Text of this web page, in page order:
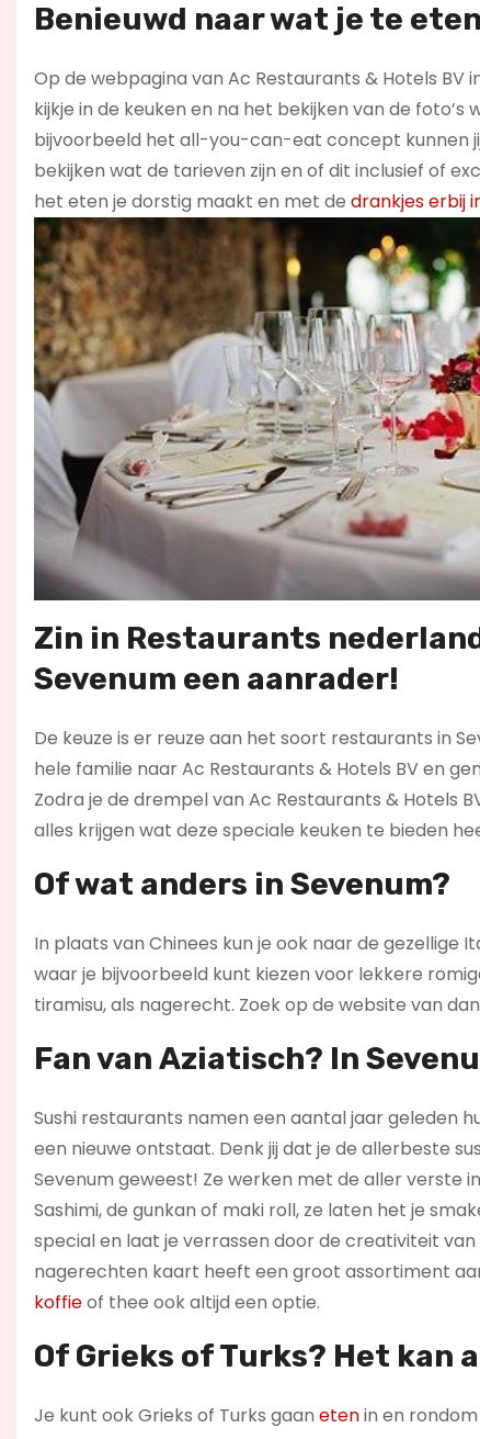
Benieuwd naar wat je te
Op de webpagina van Ac Restaurants & Hotels BV
kijkje in de keuken en na het bekijken van de
bijvoorbeeld het all-you-can-eat concept kunnen
bekijken wat de tarieven zijn en of dit inclusief of
het eten je dorstig maakt en met de drankjes erbij
Zin in Restaurants
Sevenum een aanrader!
De keuze is er reuze aan het soort restaurants in
hele familie naar Ac Restaurants & Hotels BV en
Zodra je de drempel van Ac Restaurants & Hotels
alles krijgen wat deze speciale keuken te bieden
Of wat anders in Sevenum?
In plaats van Chinees kun je ook naar de gezellige
waar je bijvoorbeeld kunt kiezen voor lekkere
tiramisu, als nagerecht. Zoek op de website van
Fan van Aziatisch? In
Sushi restaurants namen een aantal jaar geleden
een nieuwe ontstaat. Denk jij dat je de allerbeste
Sevenum geweest! Ze werken met de aller verste
Sashimi, de gunkan of maki roll, ze laten het je
special en laat je verrassen door de creativiteit
nagerechten kaart heeft een groot assortiment
koffieof thee ook altijd een optie.
Of Grieks of Turks? Het kan
Je kunt ook Grieks of Turks gaan etenin en